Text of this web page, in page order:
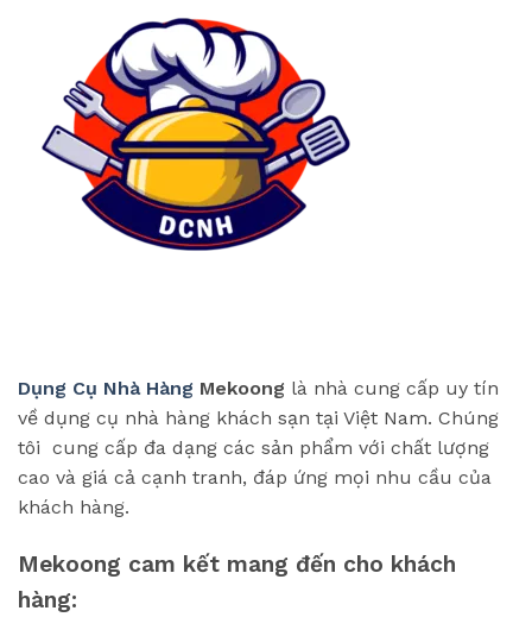
Dụng Cụ Nhà Hàng Mekoong là nhà cung cấp uy tín
về dụng cụ nhà hàng khách sạn tại Việt Nam. Chúng
tôi cung cấp đa dạng các sản phẩm với chất lượng
cao và giá cả cạnh tranh, đáp ứng mọi nhu cầu của
khách hàng.
Mekoong cam kết mang đến cho khách
hàng: